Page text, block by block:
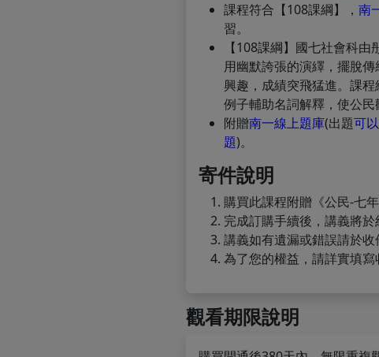
課程符合【108課綱】， 南
習。
【108課綱】國七社會科
用幽默誇張的演繹，擺脫
興趣，成績突飛猛進。課
例子輔助名詞解釋，使公民
附贈南一線上題庫(出題可
題)。
寄件說明
購買此課程附贈《公民-七
完成訂購手續後，講義將於
講義如有遺漏或錯誤請於收
為了您的權益，請詳實填寫
觀看期限說明